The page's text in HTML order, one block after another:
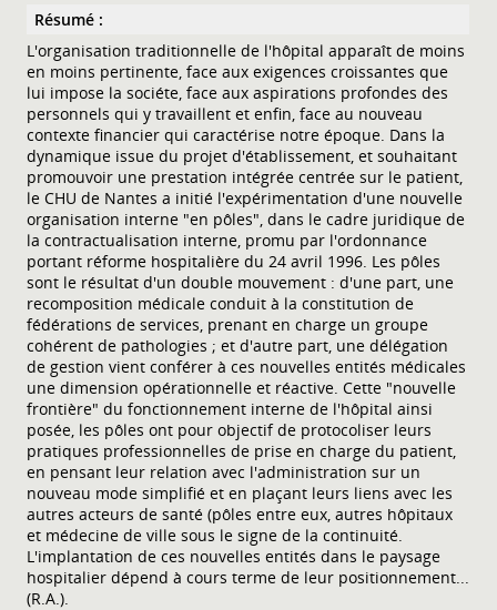
Résumé :
L'organisation traditionnelle de l'hôpital apparaît de moins
en moins pertinente, face aux exigences croissantes que
lui impose la sociéte, face aux aspirations profondes des
personnels qui y travaillent et enfin, face au nouveau
contexte financier qui caractérise notre époque. Dans la
dynamique issue du projet d'établissement, et souhaitant
promouvoir une prestation intégrée centrée sur le patient,
le CHU de Nantes a initié l'expérimentation d'une nouvelle
organisation interne "en pôles", dans le cadre juridique de
la contractualisation interne, promu par l'ordonnance
portant réforme hospitalière du 24 avril 1996. Les pôles
sont le résultat d'un double mouvement : d'une part, une
recomposition médicale conduit à la constitution de
fédérations de services, prenant en charge un groupe
cohérent de pathologies ; et d'autre part, une délégation
de gestion vient conférer à ces nouvelles entités médicales
une dimension opérationnelle et réactive. Cette "nouvelle
frontière" du fonctionnement interne de l'hôpital ainsi
posée, les pôles ont pour objectif de protocoliser leurs
pratiques professionnelles de prise en charge du patient,
en pensant leur relation avec l'administration sur un
nouveau mode simplifié et en plaçant leurs liens avec les
autres acteurs de santé (pôles entre eux, autres hôpitaux
et médecine de ville sous le signe de la continuité.
L'implantation de ces nouvelles entités dans le paysage
hospitalier dépend à cours terme de leur positionnement...
(R.A.).